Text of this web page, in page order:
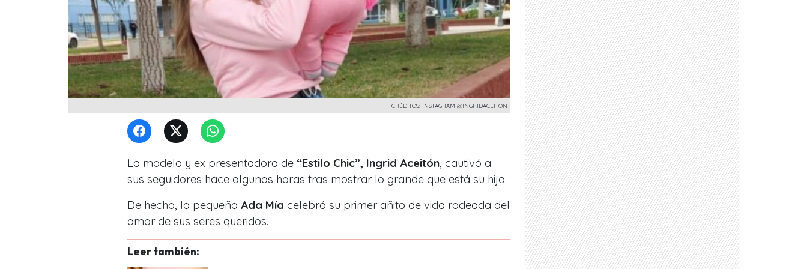
CRÉDITOS: INSTAGRAM @INGRIDACEITON
La modelo y ex presentadora de “Estilo Chic”, Ingrid Aceitón , cautivó a
sus seguidores hace algunas horas tras mostrar lo grande que está su hija.
De hecho, la pequeña Ada Mía celebró su primer añito de vida rodeada del
amor de sus seres queridos.
Leer también: